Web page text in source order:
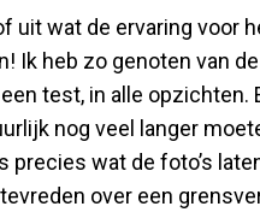
uit wat de ervaring voor
Ik heb zo genoten van
test, in alle opzichten.
nog veel langer
precies wat de foto’s
over een